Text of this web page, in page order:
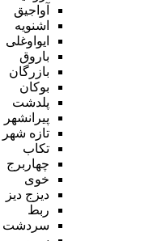
آواجیق
اشنویه
ایواوغلی
باروق
بازرگان
بوکان
پلدشت
پیرانشهر
تازه شهر
تکاب
چهاربرج
خوی
دیزج دیز
ربط
سردشت